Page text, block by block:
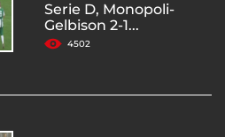
Serie D, Monopoli-
Gelbison 2-1...
4502